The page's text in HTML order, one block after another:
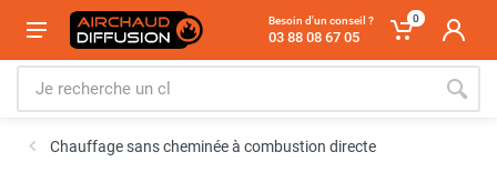
Besoin d'un conseil ?
03 88 08 67 05
0
Chauffage sans cheminée à combustion directe